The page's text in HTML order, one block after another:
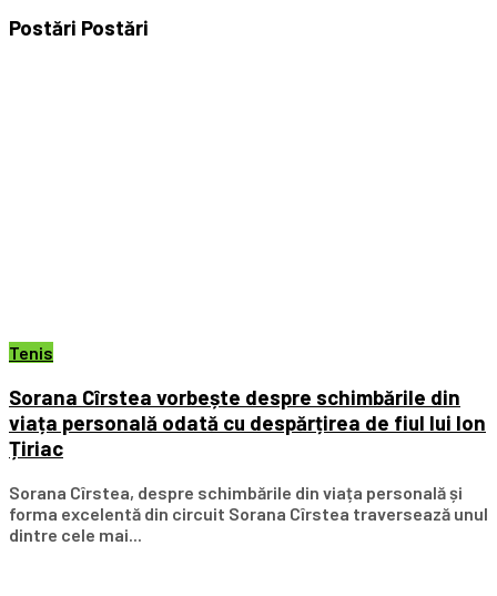
Postări Postări
Tenis
Sorana Cîrstea vorbește despre schimbările din
viața personală odată cu despărțirea de fiul lui Ion
Țiriac
Sorana Cîrstea, despre schimbările din viața personală și
forma excelentă din circuit Sorana Cîrstea traversează unul
dintre cele mai...